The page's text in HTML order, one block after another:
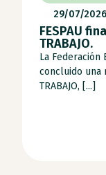
29/07/2026
FESPAU
TRABAJO.
La Federación
concluido una
TRABAJO, [...]